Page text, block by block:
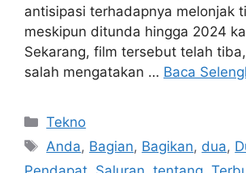
antisipasi terhadapnya melonjak
meskipun ditunda hingga 2024
Sekarang, film tersebut telah
salah mengatakan … Baca
Kategori
Tekno
Tag
Anda, Bagian, Bagikan, dua,